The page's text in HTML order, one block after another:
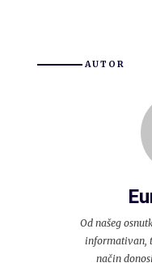
AUTOR
Od našeg
informativan,
način